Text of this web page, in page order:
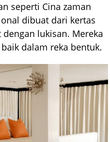
seperti Cina zaman
dibuat dari kertas
lukisan. Mereka
dalam reka bentuk.